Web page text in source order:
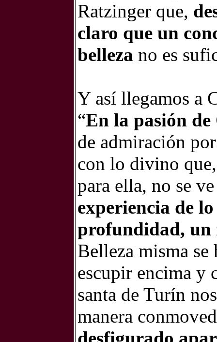
Ratzinger que,
claro que un
belleza no es
Y así llegamos a
“En la pasión
de admiración
con lo divino
para ella, no se
experiencia de
profundidad, un
Belleza misma
escupir encima y
santa de Turín
manera